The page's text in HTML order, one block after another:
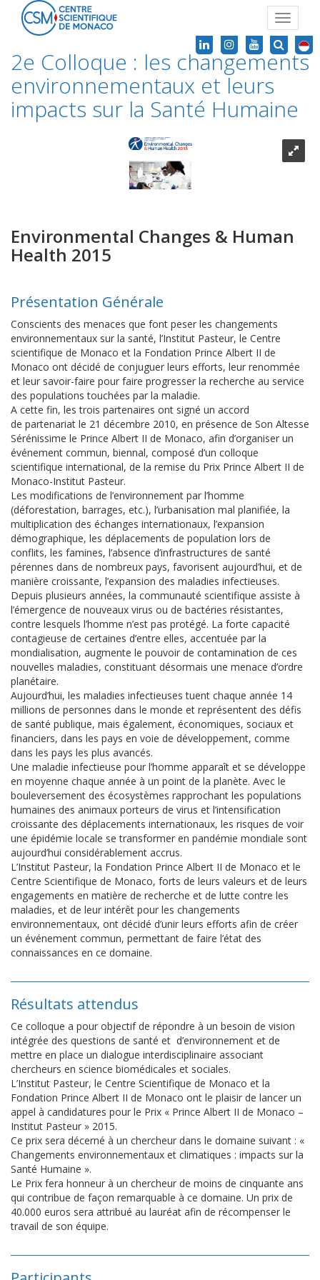
Toggle
2e Colloque : les changements
environnementaux et leurs
impacts sur la Santé Humaine
Environmental Changes & Human
Health 2015
Présentation Générale
Conscients des menaces que font peser les changements
environnementaux sur la santé, l’Institut Pasteur, le Centre
scientifique de Monaco et la Fondation Prince Albert II de
Monaco ont décidé de conjuguer leurs efforts, leur renommée
et leur savoir-faire pour faire progresser la recherche au service
des populations touchées par la maladie.
A cette fin, les trois partenaires ont signé un accord
de partenariat le 21 décembre 2010, en présence de Son Altesse
Sérénissime le Prince Albert II de Monaco, afin d’organiser un
événement commun, biennal, composé d’un colloque
scientifique international, de la remise du Prix Prince Albert II de
Monaco-Institut Pasteur.
Les modifications de l’environnement par l’homme
(déforestation, barrages, etc.), l’urbanisation mal planifiée, la
multiplication des échanges internationaux, l’expansion
démographique, les déplacements de population lors de
conflits, les famines, l’absence d’infrastructures de santé
pérennes dans de nombreux pays, favorisent aujourd’hui, et de
manière croissante, l’expansion des maladies infectieuses.
Depuis plusieurs années, la communauté scientifique assiste à
l’émergence de nouveaux virus ou de bactéries résistantes,
contre lesquels l’homme n’est pas protégé. La forte capacité
contagieuse de certaines d’entre elles, accentuée par la
mondialisation, augmente le pouvoir de contamination de ces
nouvelles maladies, constituant désormais une menace d’ordre
planétaire.
Aujourd’hui, les maladies infectieuses tuent chaque année 14
millions de personnes dans le monde et représentent des défis
de santé publique, mais également, économiques, sociaux et
financiers, dans les pays en voie de développement, comme
dans les pays les plus avancés.
Une maladie infectieuse pour l’homme apparaît et se développe
en moyenne chaque année à un point de la planète. Avec le
bouleversement des écosystèmes rapprochant les populations
humaines des animaux porteurs de virus et l’intensification
croissante des déplacements internationaux, les risques de voir
une épidémie locale se transformer en pandémie mondiale sont
aujourd’hui considérablement accrus.
L’Institut Pasteur, la Fondation Prince Albert II de Monaco et le
Centre Scientifique de Monaco, forts de leurs valeurs et de leurs
engagements en matière de recherche et de lutte contre les
maladies, et de leur intérêt pour les changements
environnementaux, ont décidé d’unir leurs efforts afin de créer
un événement commun, permettant de faire l’état des
connaissances en ce domaine.
Résultats attendus
Ce colloque a pour objectif de répondre à un besoin de vision
intégrée des questions de santé et d’environnement et de
mettre en place un dialogue interdisciplinaire associant
chercheurs en science biomédicales et sociales.
L’Institut Pasteur, le Centre Scientifique de Monaco et la
Fondation Prince Albert II de Monaco ont le plaisir de lancer un
appel à candidatures pour le Prix « Prince Albert II de Monaco –
Institut Pasteur » 2015.
Ce prix sera décerné à un chercheur dans le domaine suivant : «
Changements environnementaux et climatiques : impacts sur la
Santé Humaine ».
Le Prix fera honneur à un chercheur de moins de cinquante ans
qui contribue de façon remarquable à ce domaine. Un prix de
40.000 euros sera attribué au lauréat afin de récompenser le
travail de son équipe.